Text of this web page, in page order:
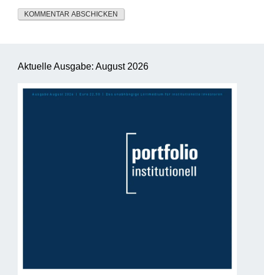
Aktuelle Ausgabe: August 2026